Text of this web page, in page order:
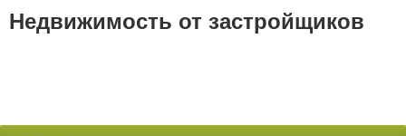
Недвижимость от застройщиков